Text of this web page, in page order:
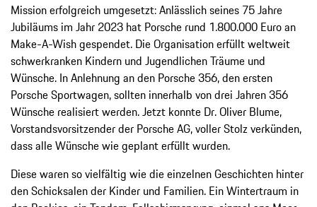
Mission erfolgreich umgesetzt: Anlässlich seines 75 Jahre
Jubiläums im Jahr 2023 hat Porsche rund 1.800.000 Euro an
Make-A-Wish gespendet. Die Organisation erfüllt weltweit
schwerkranken Kindern und Jugendlichen Träume und
Wünsche. In Anlehnung an den Porsche 356, den ersten
Porsche Sportwagen, sollten innerhalb von drei Jahren 356
Wünsche realisiert werden. Jetzt konnte Dr. Oliver Blume,
Vorstandsvorsitzender der Porsche AG, voller Stolz verkünden,
dass alle Wünsche wie geplant erfüllt wurden.
Diese waren so vielfältig wie die einzelnen Geschichten hinter
den Schicksalen der Kinder und Familien. Ein Wintertraum in